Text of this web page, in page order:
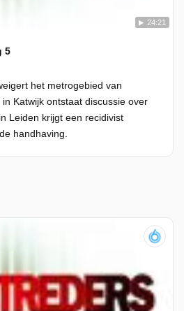
24:21
5
het metrogebied van
Katwijk ontstaat discussie over
Leiden krijgt een recidivist
handhaving.